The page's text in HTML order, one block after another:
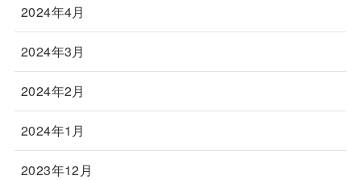
2024年4月
2024年3月
2024年2月
2024年1月
2023年12月